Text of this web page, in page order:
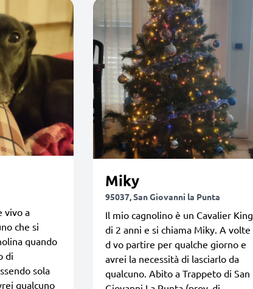
vivo a
che si
quando
di
sola
qualcuno
Miky
95037, San Giovanni la Punta
Il mio cagnolino è un Cavalier King
di 2 anni e si chiama Miky. A volte
d vo partire per qualche giorno e
avrei la necessità di lasciarlo da
qualcuno. Abito a Trappeto di San